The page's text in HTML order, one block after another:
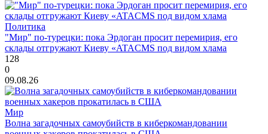
Политика
"Мир" по-турецки: пока Эрдоган просит перемирия, его
склады отгружают Киеву «ATACMS под видом хлама
128
0
09.08.26
Мир
Волна загадочных самоубийств в киберкомандовании